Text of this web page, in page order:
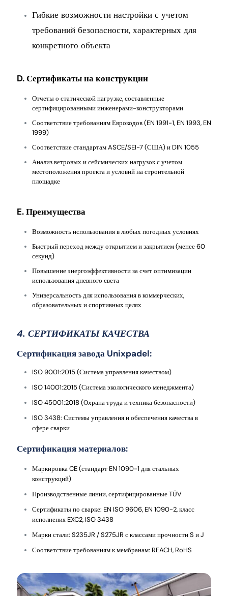
Гибкие возможности настройки с учетом
требований безопасности, характерных для
конкретного объекта
D. Сертификаты на конструкции
Отчеты о статической нагрузке, составленные
сертифицированными инженерами-конструкторами
Соответствие требованиям Еврокодов (EN 1991-1, EN 1993, EN
1999)
Соответствие стандартам ASCE/SEI-7 (США) и DIN 1055
Анализ ветровых и сейсмических нагрузок с учетом
местоположения проекта и условий на строительной
площадке
E. Преимущества
Возможность использования в любых погодных условиях
Быстрый переход между открытием и закрытием (менее 60
секунд)
Повышение энергоэффективности за счет оптимизации
использования дневного света
Универсальность для использования в коммерческих,
образовательных и спортивных целях
4. СЕРТИФИКАТЫ КАЧЕСТВА
Сертификация завода Unixpadel:
ISO 9001:2015 (Система управления качеством)
ISO 14001:2015 (Система экологического менеджмента)
ISO 45001:2018 (Охрана труда и техника безопасности)
ISO 3438: Системы управления и обеспечения качества в
сфере сварки
Сертификация материалов:
Маркировка CE (стандарт EN 1090-1 для стальных
конструкций)
Производственные линии, сертифицированные TÜV
Сертификаты по сварке: EN ISO 9606, EN 1090-2, класс
исполнения EXC2, ISO 3438
Марки стали: S235JR / S275JR с классами прочности S и J
Соответствие требованиям к мембранам: REACH, RoHS